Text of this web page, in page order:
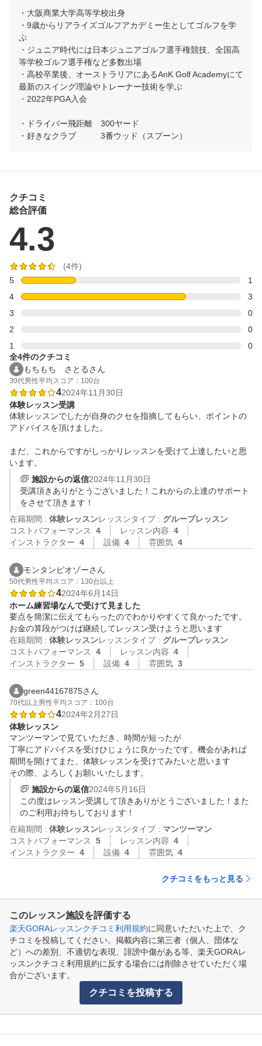
・大阪商業大学高等学校出身
・9歳からリアライズゴルフアカデミー生としてゴルフを学
ぶ
・ジュニア時代には日本ジュニアゴルフ選手権競技、全国高
等学校ゴルフ選手権など多数出場
・高校卒業後、オーストラリアにあるAnK Golf Academyにて
最新のスイング理論やトレーナー技術を学ぶ
・2022年PGA入会
・ドライバー飛距離　300ヤード
・好きなクラブ　　　3番ウッド（スプーン）
クチコミ
総合評価
4.3
(4件)
5
1
4
3
3
0
2
0
1
0
全4件のクチコミ
もちもち　さとるさん
30代男性平均スコア：100台
42024年11月30日
体験レッスン受講
体験レッスンでしたが自身のクセを指摘してもらい、ポイントの
アドバイスを頂けました。
まだ、これからですがしっかりレッスンを受けて上達したいと思
います。
施設からの返信2024年11月30日
受講頂きありがとうございました！これからの上達のサポート
をさせて頂きます！
在籍期間 : 体験レッスンレッスンタイプ : グループレッスン
コストパフォーマンス
4 レッスン内容 4
インストラクター 4 設備 4 雰囲気 4
モンタンピオゾーさん
50代男性平均スコア：130台以上
42024年6月14日
ホーム練習場なんで受けて見ました
要点を簡潔に伝えてもらったのでわかりやすくて良かったです。
お金の算段がつけば継続してレッスン受けようと思います
在籍期間 : 体験レッスンレッスンタイプ : グループレッスン
コストパフォーマンス
4 レッスン内容 4
インストラクター 5 設備 4 雰囲気 3
green44167875さん
70代以上男性平均スコア：100台
42024年2月27日
体験レッスン
マンツーマンで見ていただき、時間が短ったが
丁寧にアドバイスを受けひじょうに良かったです。機会があれば
期間を開けてまた、体験レッスンを受けてみたいと思います
その際、よろしくお願いいたします。
施設からの返信2024年5月16日
この度はレッスン受講して頂きありがとうございました！また
のご利用お待ちしております！
在籍期間 : 体験レッスンレッスンタイプ : マンツーマン
コストパフォーマンス
5 レッスン内容 4
インストラクター 4 設備 4 雰囲気 4
クチコミをもっと見る
このレッスン施設を評価する
楽天GORAレッスンクチコミ利用規約に同意いただいた上で、ク
チコミを投稿してください。掲載内容に第三者（個人、団体な
ど）への差別、不適切な表現、誹謗中傷がある等、楽天GORAレ
ッスンクチコミ利用規約に反する場合には削除させていただく場
合がございます。
クチコミを投稿する